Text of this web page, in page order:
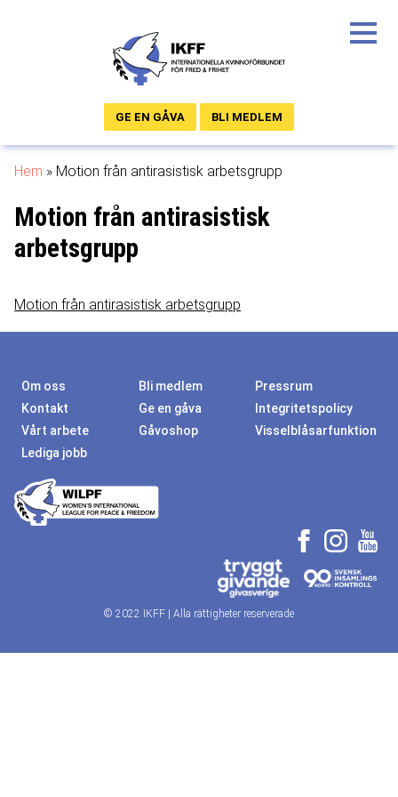
BLI MEDLEM
GE EN GÅVA
Hem » Motion från antirasistisk arbetsgrupp
Motion från antirasistisk
arbetsgrupp
Motion från antirasistisk arbetsgrupp
Om oss Bli medlem
Pressrum
Kontakt
Ge en gåva
Integritetspolicy
Vårt arbete
Gåvoshop
Visselblåsarfunktion
Lediga jobb
© 2022 IKFF | Alla rättigheter reserverade